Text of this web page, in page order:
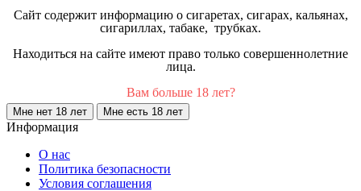
Сайт содержит информацию о сигаретах, сигарах, кальянах,
сигариллах, табаке, трубках.
Находиться на сайте имеют право только совершеннолетние
лица.
Вам больше 18 лет?
Мне нет 18 лет Мне есть 18 лет
Информация
О нас
Политика безопасности
Условия соглашения